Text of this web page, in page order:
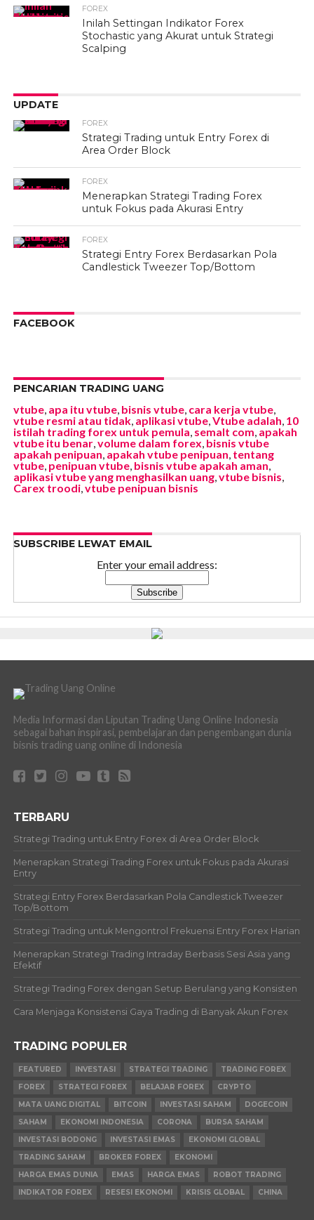
FOREX
Inilah Settingan Indikator Forex
Stochastic yang Akurat untuk Strategi
Scalping
UPDATE
FOREX
Strategi Trading untuk Entry Forex di
Area Order Block
FOREX
Menerapkan Strategi Trading Forex
untuk Fokus pada Akurasi Entry
FOREX
Strategi Entry Forex Berdasarkan Pola
Candlestick Tweezer Top/Bottom
FACEBOOK
PENCARIAN TRADING UANG
vtube, apa itu vtube, bisnis vtube, cara kerja vtube,
vtube resmi atau tidak, aplikasi vtube,Vtube adalah, 10
istilah trading forex untuk pemula, semalt com, apakah
vtube itu benar,volume dalam forex, bisnis vtube
apakah penipuan, apakah vtube penipuan, tentang
vtube, penipuan vtube, bisnis vtube apakah aman,
aplikasi vtube yang menghasilkan uang,vtube bisnis,
Carex troodi,vtube penipuan bisnis
SUBSCRIBE LEWAT EMAIL
Enter your email address:
Media Informasi dan Liputan Trading Uang Online Indonesia
sebagai bahan inspirasi, pembelajaran dan pengembangan dunia
bisnis trading uang online di Indonesia
TERBARU
Strategi Trading untuk Entry Forex di Area Order Block
Menerapkan Strategi Trading Forex untuk Fokus pada Akurasi
Entry
Strategi Entry Forex Berdasarkan Pola Candlestick Tweezer
Top/Bottom
Strategi Trading untuk Mengontrol Frekuensi Entry Forex Harian
Menerapkan Strategi Trading Intraday Berbasis Sesi Asia yang
Efektif
Strategi Trading Forex dengan Setup Berulang yang Konsisten
Cara Menjaga Konsistensi Gaya Trading di Banyak Akun Forex
TRADING POPULER
FEATURED INVESTASI STRATEGI TRADING
TRADING FOREX
FOREX
STRATEGI FOREX BELAJAR FOREX
CRYPTO
MATA UANG DIGITAL
BITCOIN INVESTASI SAHAM
DOGECOIN
SAHAM
EKONOMI INDONESIA CORONA
BURSA SAHAM
INVESTASI BODONG
INVESTASI EMAS
EKONOMI GLOBAL
TRADING SAHAM
BROKER FOREX
EKONOMI
HARGA EMAS DUNIA
EMAS HARGA EMAS
ROBOT TRADING
INDIKATOR FOREX
RESESI EKONOMI KRISIS GLOBAL CHINA